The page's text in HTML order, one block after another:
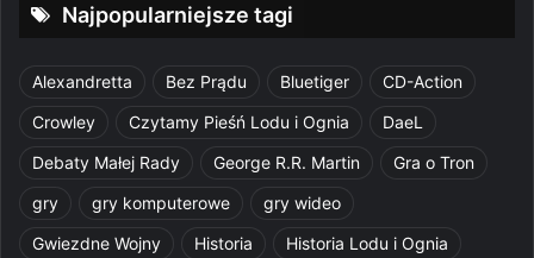
Najpopularniejsze tagi
Alexandretta Bez Prądu Bluetiger
CD-Action
Crowley
Czytamy Pieśń Lodu i Ognia
DaeL
Debaty Małej Rady
George R.R. Martin
Gra o Tron
gry
gry komputerowe
gry wideo
Gwiezdne Wojny
Historia
Historia Lodu i Ognia